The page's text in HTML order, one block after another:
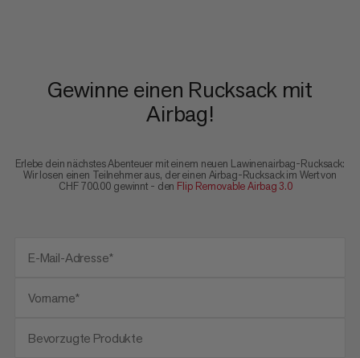
Gewinne einen Rucksack mit
Airbag!
Erlebe dein nächstes Abenteuer mit einem neuen Lawinenairbag-Rucksack:
Wir losen einen Teilnehmer aus, der einen Airbag-Rucksack im Wert von
CHF 700.00 gewinnt - den Flip Removable Airbag 3.0
E-Mail-Adresse*
Vorname*
Bevorzugte Produkte